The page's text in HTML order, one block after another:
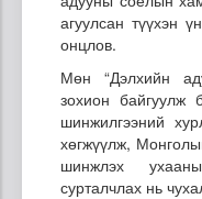
агуулсан түүхэн
онцлов.
Мөн “Дэлхийн
зохион байгуулж
шинжилгээний
хөгжүүлж,
шинжлэх
сурталчлах нь